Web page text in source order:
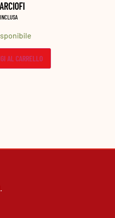
SALAMOIA
AL CARRELLO